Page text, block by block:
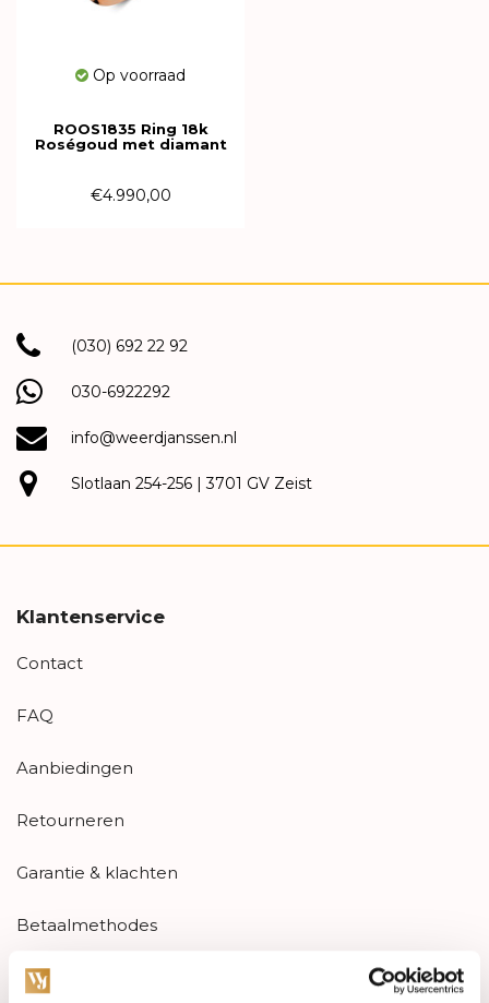
Op voorraad
ROOS1835 Ring 18k
Roségoud met diamant
€4.990,00
(030) 692 22 92
030-6922292
info@weerdjanssen.nl
Slotlaan 254-256 | 3701 GV Zeist
Klantenservice
Contact
FAQ
Aanbiedingen
Retourneren
Garantie & klachten
Betaalmethodes
Sitemap